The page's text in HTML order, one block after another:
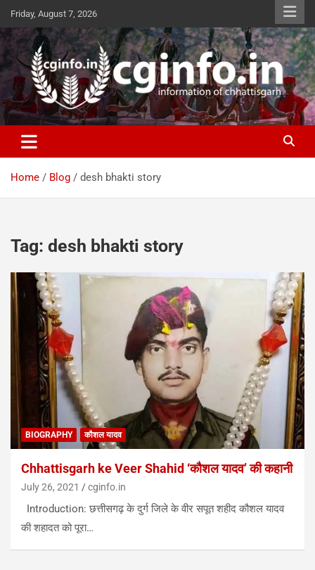
content
Friday, August 7, 2026
cginfo.in
information of Chhattisgarh
Home Blog desh bhakti story
Tag: desh bhakti story
BIOGRAPHY कौशल यादव
Chhattisgarh ke Veer Shahid ‘कौशल यादव’ की कहानी
July 26, 2021 cginfo.in
Introduction: छत्तीसगढ़ के दुर्ग जिले के वीर सपूत शहीद कौशल यादव
की शहादत को पूरा…